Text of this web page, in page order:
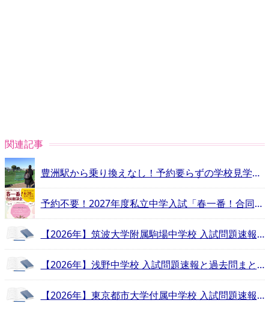
関連記事
豊洲駅から乗り換えなし！予約要らずの学校見学で雰囲気を感じよう【エデュスタッフが行く！立教新座中学校・高等学校−豊洲ルート編−】
予約不要！2027年度私立中学入試「春一番！合同相談会」
【2026年】筑波大学附属駒場中学校 入試問題速報と過去問まとめ
【2026年】浅野中学校 入試問題速報と過去問まとめ
【2026年】東京都市大学付属中学校 入試問題速報と過去問まとめ